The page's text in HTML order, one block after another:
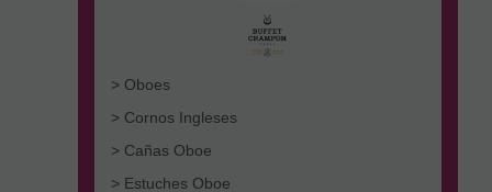
> Oboes
> Cornos Ingleses
> Cañas Oboe
> Estuches Oboe